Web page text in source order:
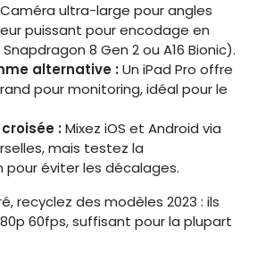
Caméra ultra-large pour angles
puissant pour encodage en
8 Gen 2 ou A16 Bionic).
alternative :Un iPad Pro offre
pour monitoring, idéal pour le
:Mixez iOS et Android via
mais testez la
pour éviter les décalages.
recyclez des modèles 2023 : ils
60fps, suffisant pour la plupart